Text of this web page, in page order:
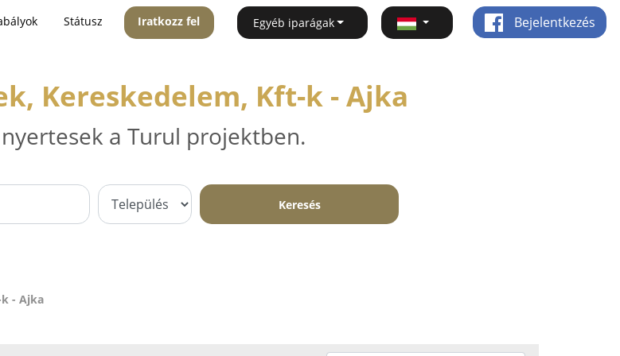
Státusz Iratkozz fel Egyéb iparágak Bejelentkezés
Kereskedelem, Kft-k - Ajka
a Turul projektben.
Keresés
- Ajka